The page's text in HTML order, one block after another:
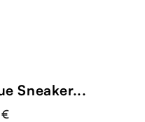
Sneaker...